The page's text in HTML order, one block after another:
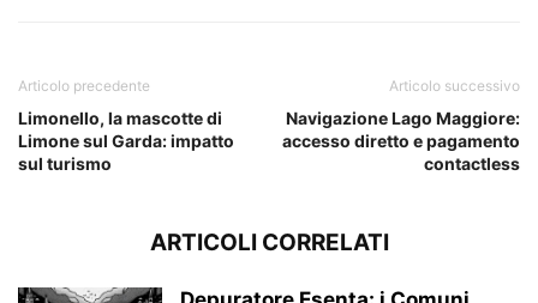
Articolo precedente
Limonello, la mascotte di
Limone sul Garda: impatto
sul turismo
Articolo successivo
Navigazione Lago Maggiore:
accesso diretto e pagamento
contactless
ARTICOLI CORRELATI